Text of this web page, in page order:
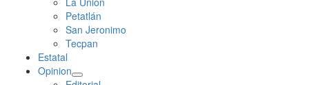
Petatlán
San Jeronimo
Tecpan
Estatal
Opinion